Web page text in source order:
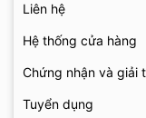
Liên hệ
Hệ thống cửa hàng
Chứng nhận và giải
Tuyển dụng